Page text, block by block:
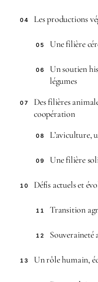
04 Les productions
05 Une filière
06
Un soutien
légumes
07
Des filières
coopération
08 L’aviculture,
09 Une filière
10 Défis actuels et
11 Transition
12
13 Un rôle humain,